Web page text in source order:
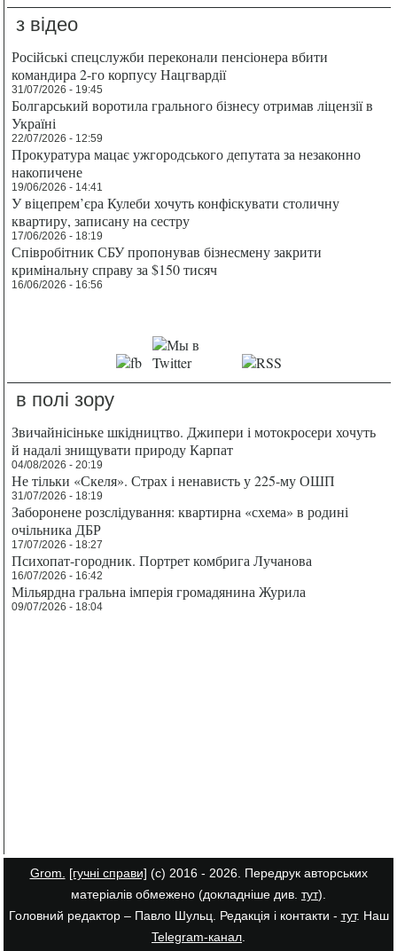
з відео
Російські спецслужби переконали пенсіонера вбити
командира 2-го корпусу Нацгвардії
31/07/2026 - 19:45
Болгарський воротила грального бізнесу отримав ліцензії в
Україні
22/07/2026 - 12:59
Прокуратура мацає ужгородського депутата за незаконно
накопичене
19/06/2026 - 14:41
У віцепрем’єра Кулеби хочуть конфіскувати столичну
квартиру, записану на сестру
17/06/2026 - 18:19
Співробітник СБУ пропонував бізнесмену закрити
кримінальну справу за $150 тисяч
16/06/2026 - 16:56
в полі зору
Звичайнісіньке шкідництво. Джипери і мотокросери хочуть
й надалі знищувати природу Карпат
04/08/2026 - 20:19
Не тільки «Скеля». Страх і ненависть у 225-му ОШП
31/07/2026 - 18:19
Заборонене розслідування: квартирна «схема» в родині
очільника ДБР
17/07/2026 - 18:27
Психопат-городник. Портрет комбрига Лучанова
16/07/2026 - 16:42
Мільярдна гральна імперія громадянина Журила
09/07/2026 - 18:04
Grom. [гучні справи] (с) 2016 - 2026. Передрук авторських
матеріалів обмежено (докладніше див. тут).
Головний редактор – Павло Шульц. Редакція і контакти - тут. Наш
Telegram-канал.